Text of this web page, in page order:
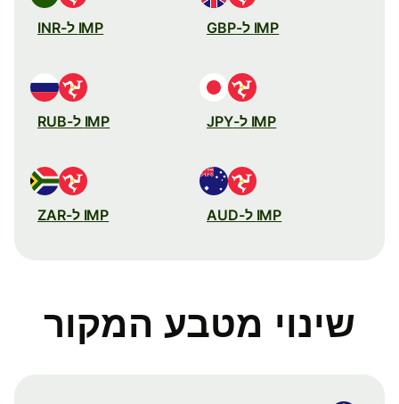
IMP ל-GBP IMP ל-INR
IMP ל-JPY IMP ל-RUB
IMP ל-AUD IMP ל-ZAR
שינוי מטבע המקור